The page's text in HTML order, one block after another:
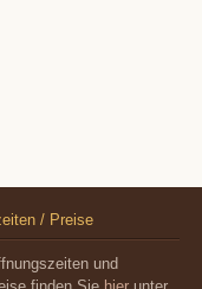
/ Preise
und